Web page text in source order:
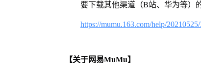
要下载其他渠道（B站、华为等）
https://mumu.163.com/help/
【关于网易MuMu】